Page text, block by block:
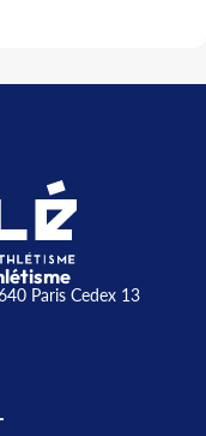
Paris Cedex 13